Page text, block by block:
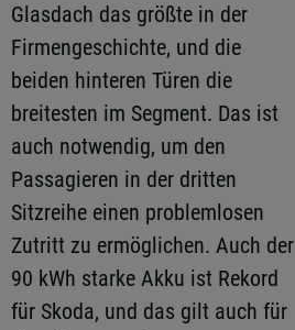
Glasdach das größte in der
Firmengeschichte, und die
beiden hinteren Türen die
breitesten im Segment. Das ist
auch notwendig, um den
Passagieren in der dritten
Sitzreihe einen problemlosen
Zutritt zu ermöglichen. Auch der
90 kWh starke Akku ist Rekord
für Skoda, und das gilt auch für